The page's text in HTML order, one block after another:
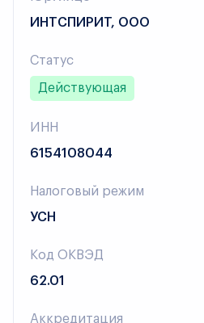
ИНТСПИРИТ, ООО
Статус
Действующая
ИНН
6154108044
Налоговый режим
УСН
Код ОКВЭД
62.01
Аккредитация